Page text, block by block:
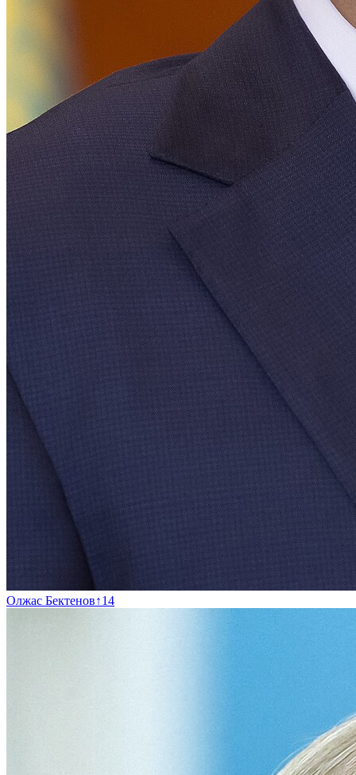
Олжас Бектенов↑14